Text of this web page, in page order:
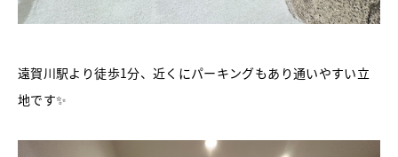
遠賀川駅より徒歩1分、近くにパーキングもあり通いやすい立
地です✨